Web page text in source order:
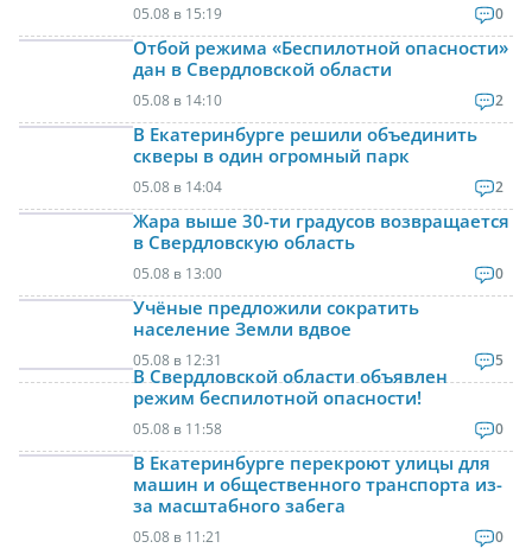
05.08 в 15:19 0
Отбой режима «Беспилотной опасности»
дан в Свердловской области
05.08 в 14:10 2
В Екатеринбурге решили объединить
скверы в один огромный парк
05.08 в 14:04 2
Жара выше 30-ти градусов возвращается
в Свердловскую область
05.08 в 13:00 0
Учёные предложили сократить
население Земли вдвое
05.08 в 12:31 5
В Свердловской области объявлен
режим беспилотной опасности!
05.08 в 11:58 0
В Екатеринбурге перекроют улицы для
машин и общественного транспорта из-
за масштабного забега
05.08 в 11:21 0